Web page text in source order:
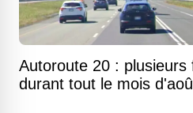
Autoroute 20 :
durant tout le mois